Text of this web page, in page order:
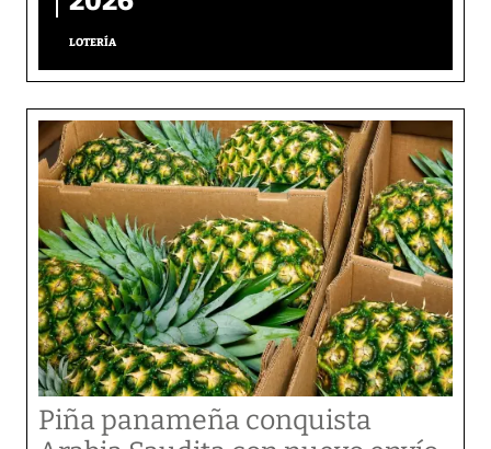
LOTERÍA
Piña panameña conquista